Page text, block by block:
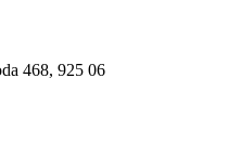
468, 925 06